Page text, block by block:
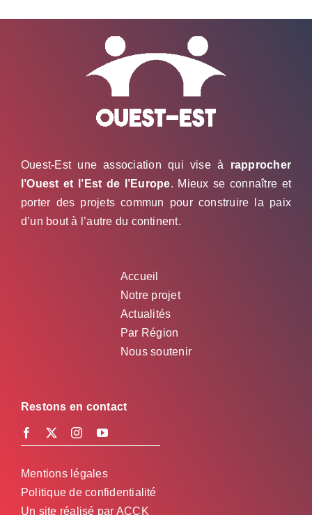
Ouest-Est une association qui vise à rapprocher
l’Ouest et l’Est de l’Europe. Mieux se connaître et
porter des projets commun pour construire la paix
d’un bout à l’autre du continent.
Accueil
Notre projet
Actualités
Par Région
Nous soutenir
Restons en contact
Mentions légales
Politique de confidentialité
Un site réalisé par ACCK